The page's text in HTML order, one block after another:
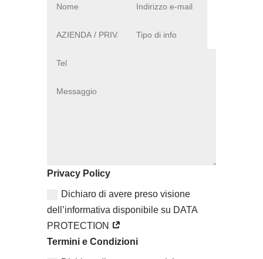
Privacy Policy
Dichiaro di avere preso visione
dell’informativa disponibile su DATA
PROTECTION
Termini e Condizioni